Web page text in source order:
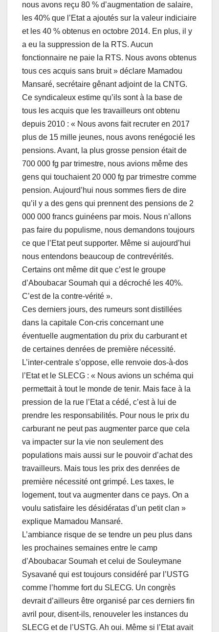
nous avons reçu 80 % d’augmentation de salaire,
les 40% que l’Etat a ajoutés sur la valeur indiciaire
et les 40 % obtenus en octobre 2014. En plus, il y
a eu la suppression de la RTS. Aucun
fonctionnaire ne paie la RTS. Nous avons obtenus
tous ces acquis sans bruit » déclare Mamadou
Mansaré, secrétaire gênant adjoint de la CNTG.
Ce syndicaleux estime qu’ils sont à la base de
tous les acquis que les travailleurs ont obtenu
depuis 2010 : « Nous avons fait recruter en 2017
plus de 15 mille jeunes, nous avons renégocié les
pensions. Avant, la plus grosse pension était de
700 000 fg par trimestre, nous avions même des
gens qui touchaient 20 000 fg par trimestre comme
pension. Aujourd’hui nous sommes fiers de dire
qu’il y a des gens qui prennent des pensions de 2
000 000 francs guinéens par mois. Nous n’allons
pas faire du populisme, nous demandons toujours
ce que l’Etat peut supporter. Même si aujourd’hui
nous entendons beaucoup de contrevérités.
Certains ont même dit que c’est le groupe
d’Aboubacar Soumah qui a décroché les 40%.
C’est de la contre-vérité ».
Ces derniers jours, des rumeurs sont distillées
dans la capitale Con-cris concernant une
éventuelle augmentation du prix du carburant et
de certaines denrées de première nécessité.
L’inter-centrale s’oppose, elle renvoie dos-à-dos
l’Etat et le SLECG : « Nous avions un schéma qui
permettait à tout le monde de tenir. Mais face à la
pression de la rue l’Etat a cédé, c’est à lui de
prendre les responsabilités. Pour nous le prix du
carburant ne peut pas augmenter parce que cela
va impacter sur la vie non seulement des
populations mais aussi sur le pouvoir d’achat des
travailleurs. Mais tous les prix des denrées de
première nécessité ont grimpé. Les taxes, le
logement, tout va augmenter dans ce pays. On a
voulu satisfaire les désidératas d’un petit clan »
explique Mamadou Mansaré.
L’ambiance risque de se tendre un peu plus dans
les prochaines semaines entre le camp
d’Aboubacar Soumah et celui de Souleymane
Sysavané qui est toujours considéré par l’USTG
comme l’homme fort du SLECG. Un congrès
devrait d’ailleurs être organisé par ces derniers fin
avril pour, disent-ils, renouveler les instances du
SLECG et de l’USTG. Ah oui. Même si l’Etat avait